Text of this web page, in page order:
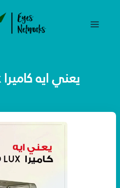
المحتوى
يعني ايه كاميرا zero lux ؟؟!